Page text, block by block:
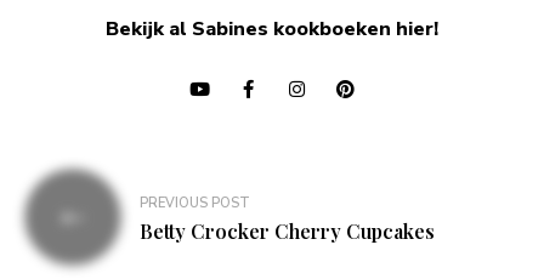
Bekijk al Sabines kookboeken hier!
Bericht
navigatie
PREVIOUS POST
Betty Crocker Cherry Cupcakes